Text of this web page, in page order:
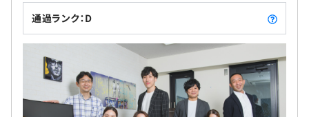
通過ランク：D